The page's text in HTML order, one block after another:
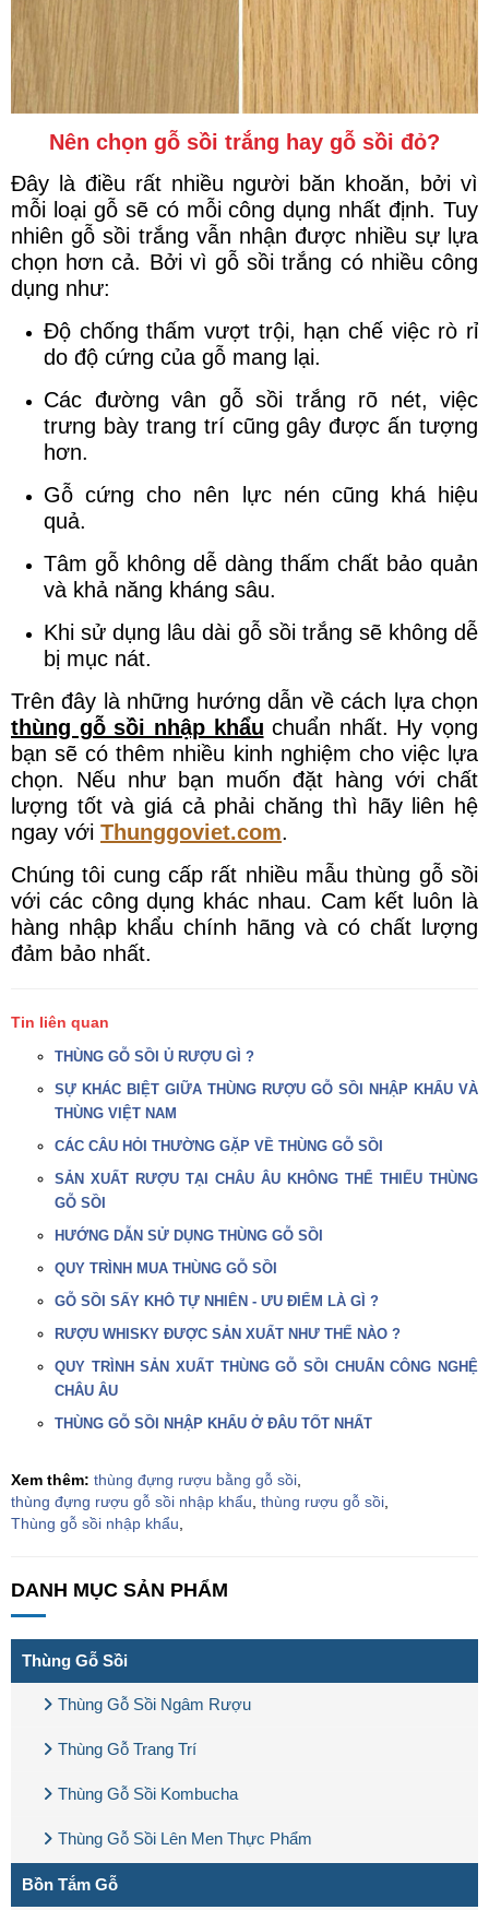
Nên chọn gỗ sồi trắng hay gỗ sồi đỏ?
Đây là điều rất nhiều người băn khoăn, bởi vì
mỗi loại gỗ sẽ có mỗi công dụng nhất định. Tuy
nhiên gỗ sồi trắng vẫn nhận được nhiều sự lựa
chọn hơn cả. Bởi vì gỗ sồi trắng có nhiều công
dụng như:
Độ chống thấm vượt trội, hạn chế việc rò rỉ
do độ cứng của gỗ mang lại.
Các đường vân gỗ sồi trắng rõ nét, việc
trưng bày trang trí cũng gây được ấn tượng
hơn.
Gỗ cứng cho nên lực nén cũng khá hiệu
quả.
Tâm gỗ không dễ dàng thấm chất bảo quản
và khả năng kháng sâu.
Khi sử dụng lâu dài gỗ sồi trắng sẽ không dễ
bị mục nát.
Trên đây là những hướng dẫn về cách lựa chọn
thùng gỗ sồi nhập khẩu chuẩn nhất. Hy vọng
bạn sẽ có thêm nhiều kinh nghiệm cho việc lựa
chọn. Nếu như bạn muốn đặt hàng với chất
lượng tốt và giá cả phải chăng thì hãy liên hệ
ngay với Thunggoviet.com.
Chúng tôi cung cấp rất nhiều mẫu thùng gỗ sồi
với các công dụng khác nhau. Cam kết luôn là
hàng nhập khẩu chính hãng và có chất lượng
đảm bảo nhất.
Tin liên quan
THÙNG GỖ SỒI Ủ RƯỢU GÌ ?
SỰ KHÁC BIỆT GIỮA THÙNG RƯỢU GỖ SỒI NHẬP KHẨU VÀ
THÙNG VIỆT NAM
CÁC CÂU HỎI THƯỜNG GẶP VỀ THÙNG GỖ SỒI
SẢN XUẤT RƯỢU TẠI CHÂU ÂU KHÔNG THỂ THIẾU THÙNG
GỖ SỒI
HƯỚNG DẪN SỬ DỤNG THÙNG GỖ SỒI
QUY TRÌNH MUA THÙNG GỖ SỒI
GỖ SỒI SẤY KHÔ TỰ NHIÊN - ƯU ĐIỂM LÀ GÌ ?
RƯỢU WHISKY ĐƯỢC SẢN XUẤT NHƯ THẾ NÀO ?
QUY TRÌNH SẢN XUẤT THÙNG GỖ SỒI CHUẨN CÔNG NGHỆ
CHÂU ÂU
THÙNG GỖ SỒI NHẬP KHẨU Ở ĐÂU TỐT NHẤT
Xem thêm: thùng đựng rượu bằng gỗ sồi
thùng đựng rượu gỗ sồi nhập khẩu thùng rượu gỗ sồi
Thùng gỗ sồi nhập khẩu
DANH MỤC SẢN PHẨM
Thùng Gỗ Sồi
Thùng Gỗ Sồi Ngâm Rượu
Thùng Gỗ Trang Trí
Thùng Gỗ Sồi Kombucha
Thùng Gỗ Sồi Lên Men Thực Phẩm
Bồn Tắm Gỗ